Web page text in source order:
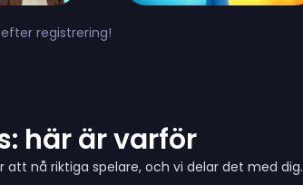
registrering!
här är varför
nå riktiga spelare, och vi delar det med dig.